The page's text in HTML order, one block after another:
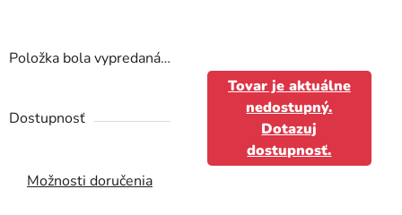
Položka bola vypredaná…
Dostupnosť
Tovar je aktuálne
nedostupný.
Dotazuj
dostupnosť.
Možnosti doručenia